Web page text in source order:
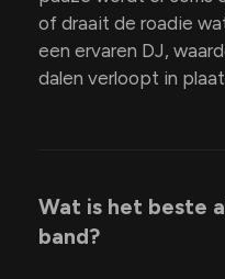
of draait de roadie
een ervaren DJ,
dalen verloopt in
Wat is het beste
band?